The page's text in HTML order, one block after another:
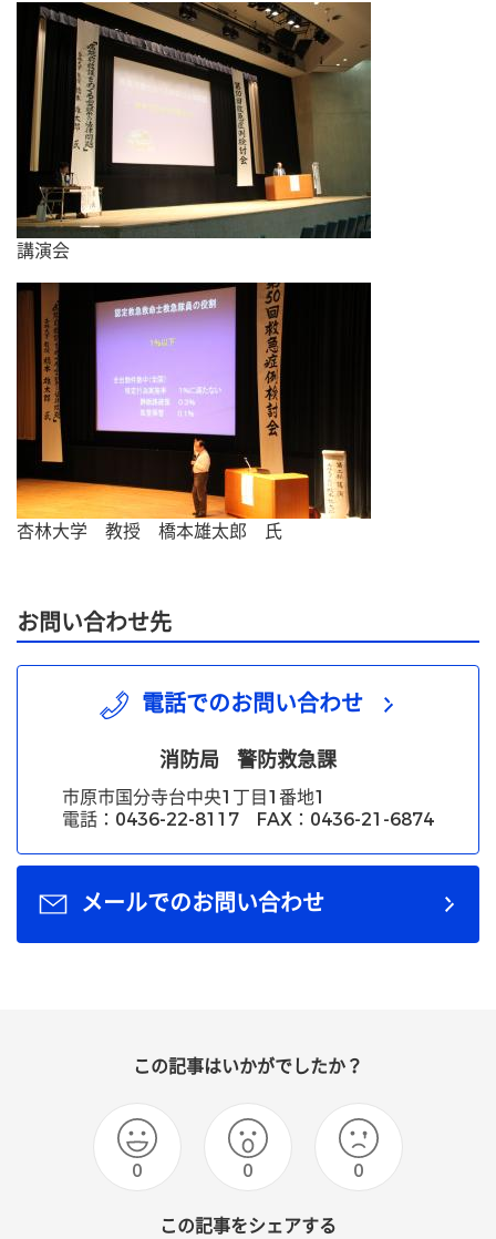
講演会
杏林大学 教授 橋本雄太郎 氏
お問い合わせ先
電話でのお問い合わせ
消防局 警防救急課
市原市国分寺台中央1丁目1番地1
電話：0436-22-8117 FAX：0436-21-6874
メールでのお問い合わせ
この記事はいかがでしたか？
0 0 0
この記事をシェアする